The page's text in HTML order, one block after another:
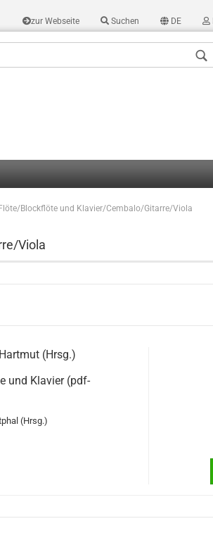
zur Webseite Suchen DE
Konto erstellen
Flöte/Blockflöte und Klavier/Cembalo/Gitarre/Viola
Viola
(Hrsg.)
und Klavier (pdf-
(Hrsg.)